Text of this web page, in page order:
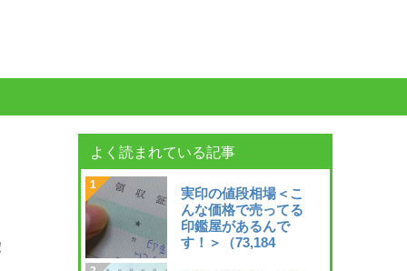
よく読まれている記事
実印の値段相場＜こ
んな価格で売ってる
印鑑屋があるんで
す！＞
（73,184